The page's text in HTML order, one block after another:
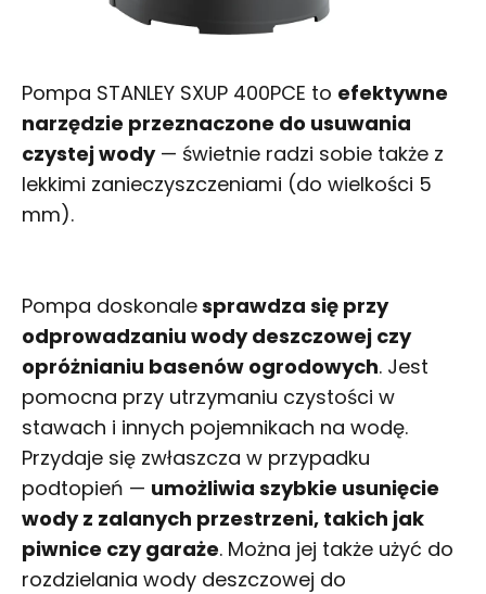
Pompa STANLEY SXUP 400PCE to efektywne
narzędzie przeznaczone do usuwania
czystej wody— świetnie radzi sobie także z
lekkimi zanieczyszczeniami (do wielkości 5
mm).
Pompa doskonalesprawdza się przy
odprowadzaniu wody deszczowej czy
opróżnianiu basenów ogrodowych. Jest
pomocna przy utrzymaniu czystości w
stawach i innych pojemnikach na wodę.
Przydaje się zwłaszcza w przypadku
podtopień — umożliwia szybkie usunięcie
wody z zalanych przestrzeni, takich jak
piwnice czy garaże. Można jej także użyć do
rozdzielania wody deszczowej do